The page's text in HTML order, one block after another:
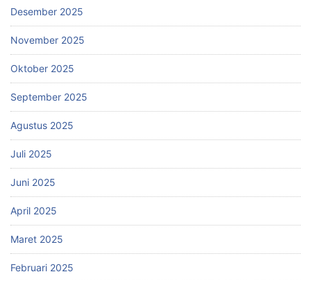
Desember 2025
November 2025
Oktober 2025
September 2025
Agustus 2025
Juli 2025
Juni 2025
April 2025
Maret 2025
Februari 2025